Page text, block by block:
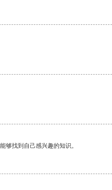
够找到自己感兴趣的知识。